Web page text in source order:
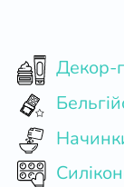
Декор-